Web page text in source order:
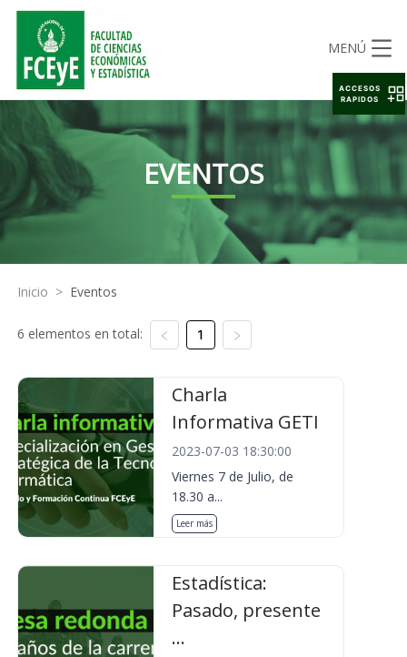
MENÚ
EVENTOS
Inicio > Eventos
6 elementos en total: 1
Charla
Informativa GETI
2023-07-03 18:30:00
Viernes 7 de Julio, de
18.30 a...
Leer más
Estadística:
Pasado, presente
...
ACCESOS
RAPIDOS